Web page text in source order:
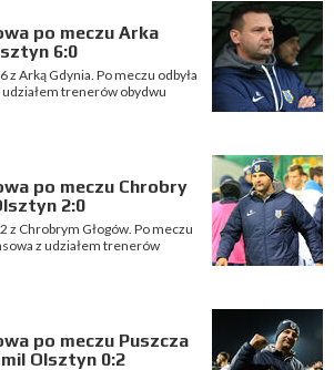
po meczu Arka
6:0
z Arką Gdynia. Po meczu odbyła
trenerów obydwu
po meczu Chrobry
2:0
z Chrobrym Głogów. Po meczu
z udziałem trenerów
po meczu Puszcza
Olsztyn 0:2